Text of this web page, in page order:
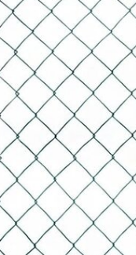
Recinzione per lupi
Staccionata
Stuoie di canne
Recinzioni
Filo spinato
Reti di protezione
l'orto